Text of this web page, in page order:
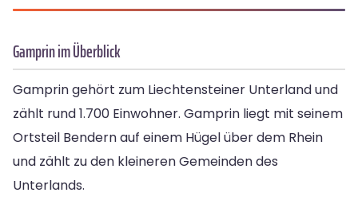
Gamprin im Überblick
Gamprin gehört zum Liechtensteiner Unterland und
zählt rund 1.700 Einwohner. Gamprin liegt mit seinem
Ortsteil Bendern auf einem Hügel über dem Rhein
und zählt zu den kleineren Gemeinden des
Unterlands.